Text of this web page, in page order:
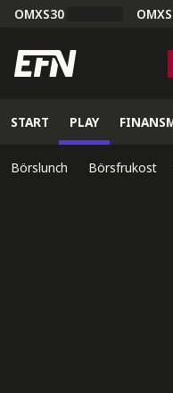
OMXS30
START PLAY
Börslunch Börsfrukost